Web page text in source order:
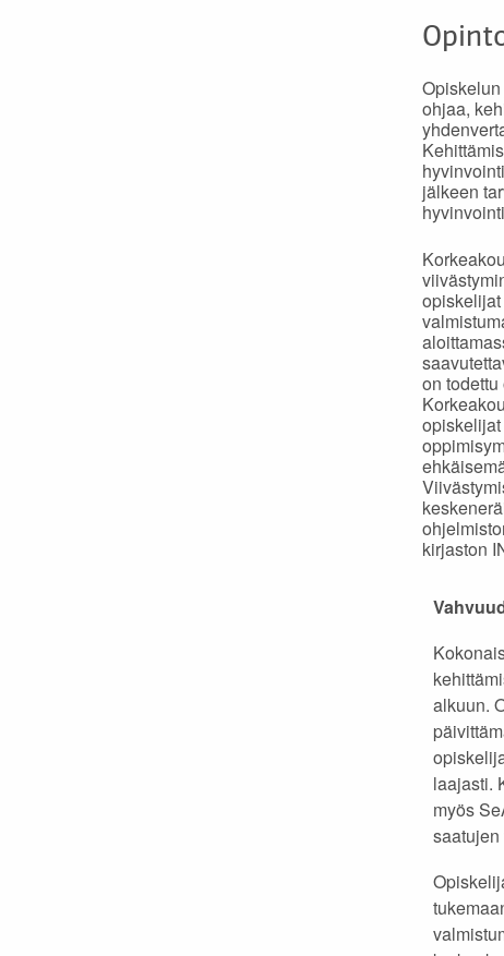
ohjaa,
jälkeen
on
kirjaston
alkuun.
laajasti.
myös